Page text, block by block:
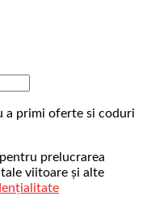
a primi oferte si coduri
prelucrarea
viitoare și alte